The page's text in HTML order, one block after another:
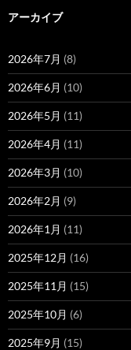
アーカイブ
2026年7月 (8)
2026年6月 (10)
2026年5月 (11)
2026年4月 (11)
2026年3月 (10)
2026年2月 (9)
2026年1月 (11)
2025年12月 (16)
2025年11月 (15)
2025年10月 (6)
2025年9月 (15)